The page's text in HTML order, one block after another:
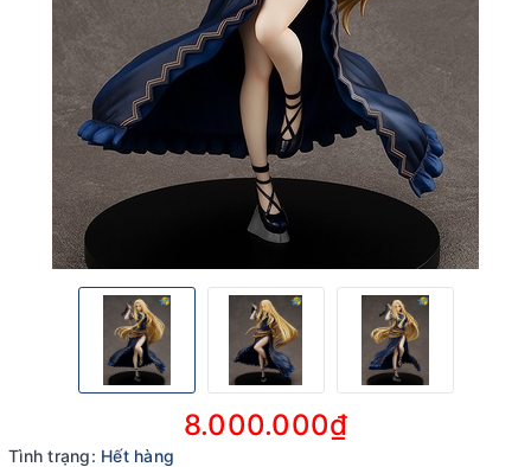
8.000.000₫
Tình trạng: Hết hàng